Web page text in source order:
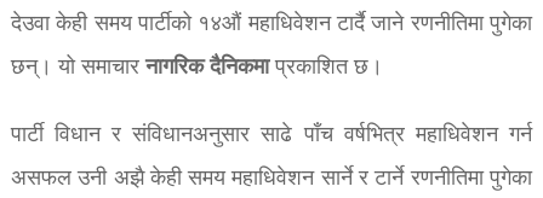
देउवा केही समय पार्टीको १४औं महाधिवेशन टार्दै जाने रणनीतिमा पुगेका
छन्। यो समाचारनागरिकदैनिकमाप्रकाशित छ।
पार्टी विधान र संविधानअनुसार साढे पाँच वर्षभित्र महाधिवेशन गर्न
असफल उनी अझै केही समय महाधिवेशन सार्ने र टार्ने रणनीतिमा पुगेका